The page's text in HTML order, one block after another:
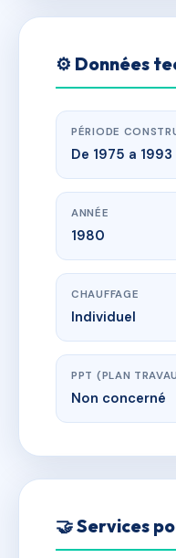
⚙️ Données
PÉRIODE
De 1975 a 1993
ANNÉE
1980
CHAUFFAGE
Individuel
PPT (PLAN
Non concerné
🤝 Services